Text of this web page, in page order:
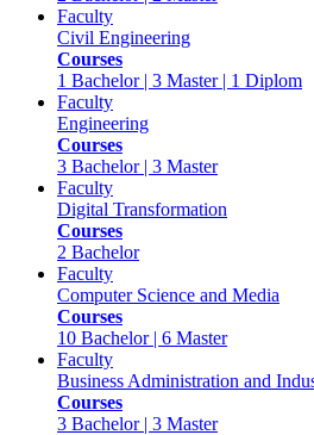
Faculty
Civil Engineering
Courses
1 Bachelor | 3 Master | 1 Diplom
Faculty
Engineering
Courses
3 Bachelor | 3 Master
Faculty
Digital Transformation
Courses
2 Bachelor
Faculty
Computer Science and Media
Courses
10 Bachelor | 6 Master
Faculty
Business Administration and
Courses
3 Bachelor | 3 Master